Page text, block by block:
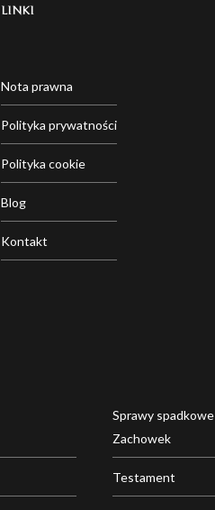
LINKI
Nota prawna
Polityka prywatności
Polityka cookie
Blog
Kontakt
Sprawy spadkowe
Zachowek
Testament